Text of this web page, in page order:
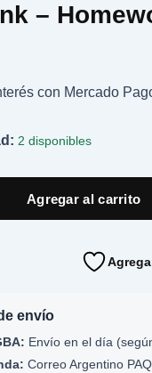
–
con Mercado
2 disponibles
Agregar al carrito
envío
Envío en el día
Correo Argentino